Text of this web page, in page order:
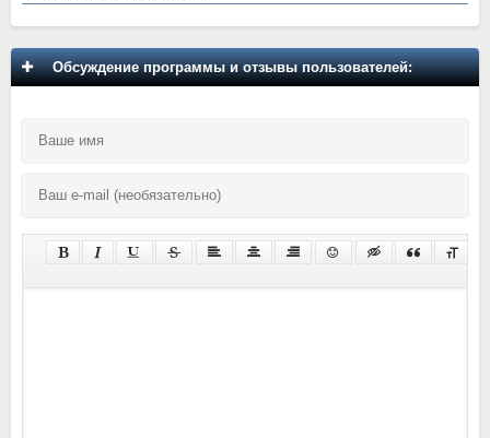
Обсуждение программы и отзывы пользователей: